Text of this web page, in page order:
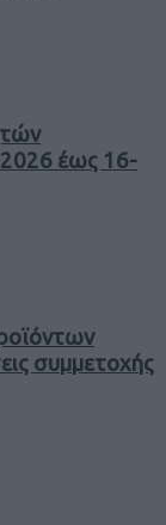
έως 16-
συμμετοχής